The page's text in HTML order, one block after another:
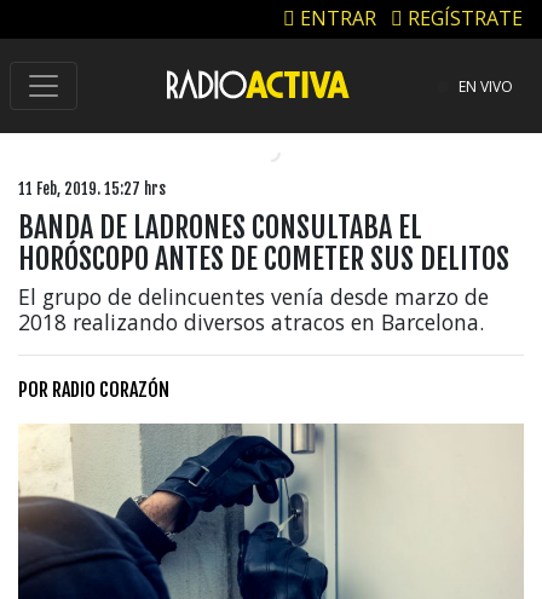
ENTRAR REGÍSTRATE
EN VIVO
11 Feb, 2019. 15:27 hrs
BANDA DE LADRONES CONSULTABA EL
HORÓSCOPO ANTES DE COMETER SUS DELITOS
El grupo de delincuentes venía desde marzo de
2018 realizando diversos atracos en Barcelona.
POR RADIO CORAZÓN